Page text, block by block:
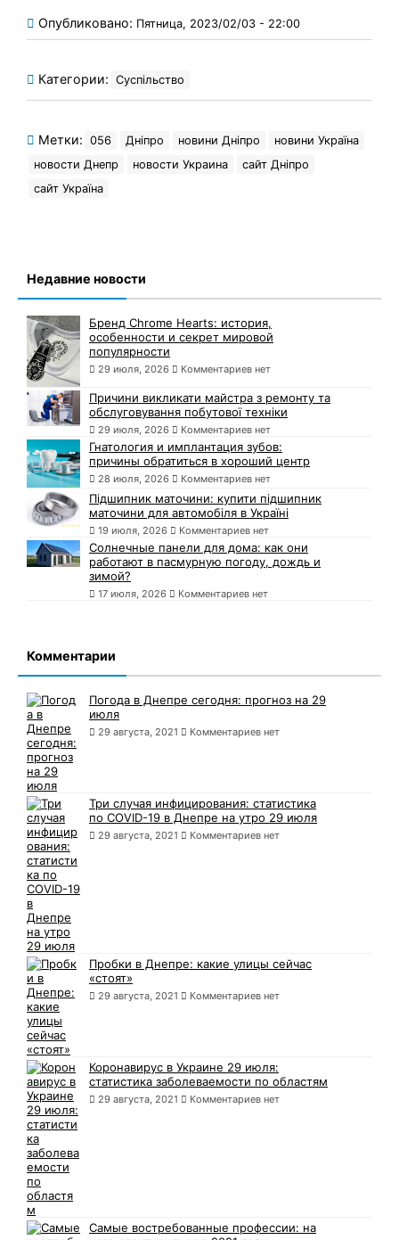
Опубликовано: Пятница, 2023/02/03 - 22:00
Категории: Суспільство
Метки: 056 Дніпро новини Дніпро
новини Україна
новости Днепр
новости Украина
сайт Дніпро
сайт Україна
Недавние новости
Бренд Chrome Hearts: история,
особенности и секрет мировой
популярности
29 июля, 2026 Комментариев нет
Причини викликати майстра з ремонту та
обслуговування побутової техніки
29 июля, 2026 Комментариев нет
Гнатология и имплантация зубов:
причины обратиться в хороший центр
28 июля, 2026 Комментариев нет
Підшипник маточини: купити підшипник
маточини для автомобіля в Україні
19 июля, 2026 Комментариев нет
Солнечные панели для дома: как они
работают в пасмурную погоду, дождь и
зимой?
17 июля, 2026 Комментариев нет
Комментарии
Погода в Днепре сегодня: прогноз на 29
июля
29 августа, 2021 Комментариев нет
Три случая инфицирования: статистика
по COVID-19 в Днепре на утро 29 июля
29 августа, 2021 Комментариев нет
Пробки в Днепре: какие улицы сейчас
«стоят»
29 августа, 2021 Комментариев нет
Коронавирус в Украине 29 июля:
статистика заболеваемости по областям
29 августа, 2021 Комментариев нет
Самые востребованные профессии: на